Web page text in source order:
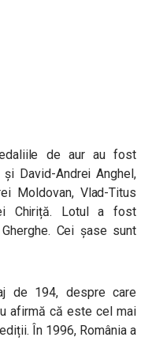
de aur au fost
David-Andrei Anghel,
Moldovan, Vlad-Titus
Chiriță. Lotul a fost
Cei șase sunt
de 194, despre care
afirmă că este cel mai
În 1996, România a